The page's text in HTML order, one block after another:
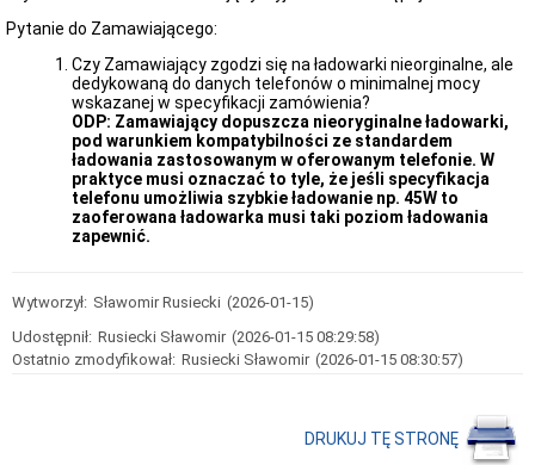
załatwiania
spraw
Dokumentacja
przebiegu
efektów
wystąpienia,
opinie
podmiotów
ją
przeprowadzających
Pytanie do Zamawiającego:
Czy Zamawiający zgodzi się na ładowarki nieorginalne, ale
dedykowaną do danych telefonów o minimalnej mocy
wskazanej w specyfikacji zamówienia?
ODP: Zamawiający dopuszcza nieoryginalne ładowarki,
pod warunkiem kompatybilności ze standardem
ładowania zastosowanym w oferowanym telefonie. W
praktyce musi oznaczać to tyle, że jeśli specyfikacja
telefonu umożliwia szybkie ładowanie np. 45W to
zaoferowana ładowarka musi taki poziom ładowania
zapewnić.
Wytworzył: Sławomir Rusiecki (2026-01-15)
Udostępnił: Rusiecki Sławomir (2026-01-15 08:29:58)
Ostatnio zmodyfikował: Rusiecki Sławomir (2026-01-15 08:30:57)
DRUKUJ TĘ STRONĘ